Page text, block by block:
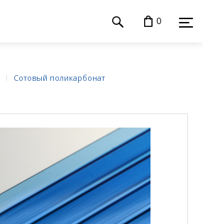
0
Сотовый поликарбонат